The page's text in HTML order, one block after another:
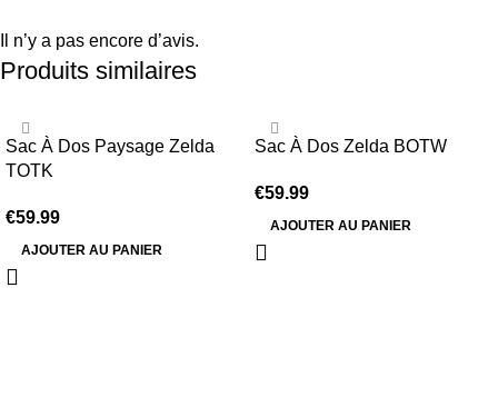
Il n’y a pas encore d’avis.
Produits similaires
Sac À Dos Paysage Zelda
TOTK
€59.99
AJOUTER AU PANIER
Sac À Dos Zelda BOTW
€59.99
AJOUTER AU PANIER